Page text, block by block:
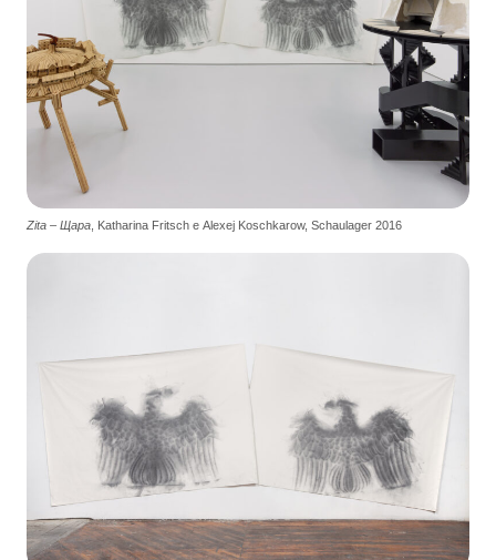
Zita – Щара , Katharina Fritsch e Alexej Koschkarow, Schaulager 2016